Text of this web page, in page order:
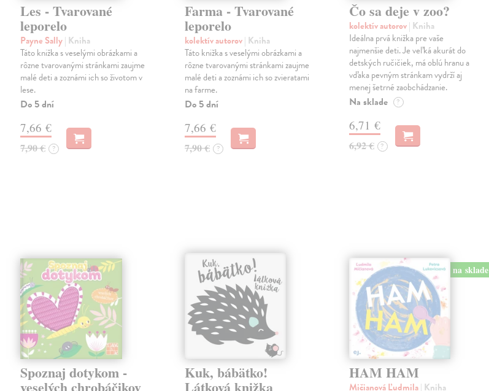
Les - Tvarované
leporelo
Payne Sally| Kniha
Táto knižka s veselými obrázkami a
rôzne tvarovanými stránkami zaujme
malé deti a zoznámi ich so životom v
lese.
Do 5 dní
7,66 €
7,90 € ?
Farma - Tvarované
leporelo
kolektív autorov| Kniha
Táto knižka s veselými obrázkami a
rôzne tvarovanými stránkami zaujme
malé deti a zoznámi ich so zvieratami
na farme.
Do 5 dní
7,66 €
7,90 € ?
Čo sa deje v zoo?
kolektív autorov| Kniha
Ideálna prvá knižka pre vaše
najmenšie deti. Je veľká akurát do
detských ručičiek, má oblú hranu a
vďaka pevným stránkam vydrží aj
menej šetrné zaobchádzanie.
Na sklade ?
6,71 €
6,92 € ?
Spoznaj dotykom - Kuk, bábätko!
na sklade
HAM HAM
Mičianová Ľudmila| Kniha